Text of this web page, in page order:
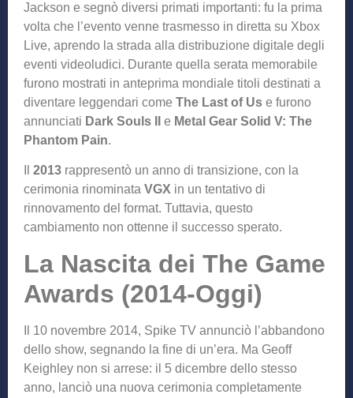
Jackson e segnò diversi primati importanti: fu la prima
volta che l’evento venne trasmesso in diretta su Xbox
Live, aprendo la strada alla distribuzione digitale degli
eventi videoludici. Durante quella serata memorabile
furono mostrati in anteprima mondiale titoli destinati a
diventare leggendari come The Last of Us e furono
annunciati Dark Souls II e Metal Gear Solid V: The
Phantom Pain.
2013 rappresentò un anno di transizione, con la
cerimonia rinominata VGX in un tentativo di
rinnovamento del format. Tuttavia, questo
cambiamento non ottenne il successo sperato.
La Nascita dei The Game
Awards (2014-Oggi)
Il 10 novembre 2014, Spike TV annunciò l’abbandono
dello show, segnando la fine di un’era. Ma Geoff
Keighley non si arrese: il 5 dicembre dello stesso
anno, lanciò una nuova cerimonia completamente